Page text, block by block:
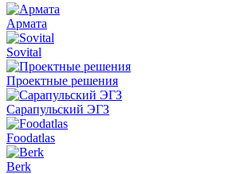
Армата
Sovital
Проектные решения
Сарапульский ЭГЗ
Foodatlas
Berk